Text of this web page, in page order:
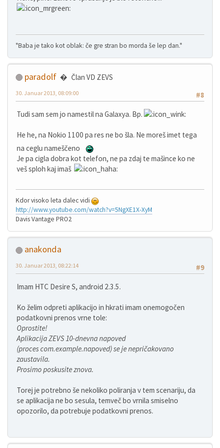
"Baba je tako kot oblak: če gre stran bo morda še lep dan."
paradolf
Član VD ZEVS
#8
30. Januar 2013, 08:09:00
Tudi sam sem jo namestil na Galaxya. Bp.
He he, na Nokio 1100 pa res ne bo šla. Ne moreš imet tega
na ceglu nameščeno
Je pa cigla dobra kot telefon, ne pa zdaj te mašince ko ne
veš sploh kaj imaš
Kdor visoko leta dalec vidi
http://www.youtube.com/watch?v=5NgXE1X-XyM
Davis Vantage PRO2
anakonda
#9
30. Januar 2013, 08:22:14
Imam HTC Desire S, android 2.3.5.
Ko želim odpreti aplikacijo in hkrati imam onemogočen
podatkovni prenos vrne tole:
Oprostite!
Aplikacija ZEVS 10-dnevna napoved
(proces com.example.napoved) se je nepričakovano
zaustavila.
Prosimo poskusite znova.
Torej je potrebno še nekoliko poliranja v tem scenariju, da
se aplikacija ne bo sesula, temveč bo vrnila smiselno
opozorilo, da potrebuje podatkovni prenos.